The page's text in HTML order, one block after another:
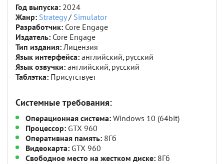
Год выпуска: 2024
Жанр: Strategy/ Simulator
Разработчик: Core Engage
Издатель: Core Engage
Тип издания: Лицензия
Язык интерфейса: английский, русский
Язык озвучки: английский, русский
Таблэтка: Присутствует
Системные требования:
Операционная система: Windows 10 (64bit)
Процессор: GTX 960
Оперативная память: 8Гб
Видеокарта: GTX 960
Свободное место на жестком диске: 8Гб